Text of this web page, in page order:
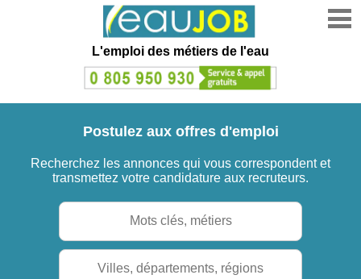
L'emploi des métiers de l'eau
Postulez aux offres d'emploi
Recherchez les annonces qui vous correspondent et
transmettez votre candidature aux recruteurs.